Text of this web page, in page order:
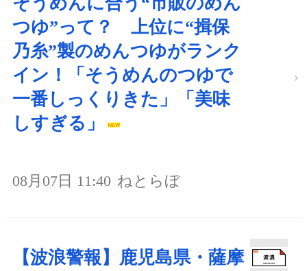
つゆ”って？ 上位に“揖保
乃糸”製のめんつゆがランク
イン！「そうめんのつゆで
一番しっくりきた」「美味
しすぎる」
08月07日 11:40 ねとらぼ
【波浪警報】鹿児島県・薩摩